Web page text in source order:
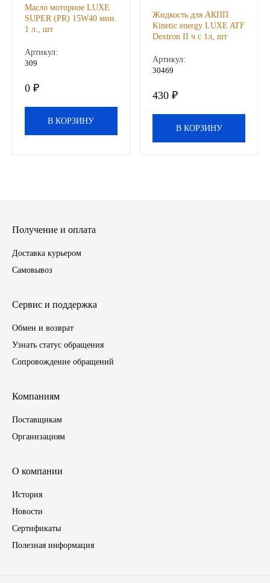
УРАЛ
Фильтры
ЯМЗ
Автотовары
Лампы
Шины
Хомуты
Диски
Масло моторное LUXE
SUPER (PR) 15W40 мин.
1 л., шт
Артикул:
309
0 ₽
В КОРЗИНУ
Жидкость для АКПП
Kinetic energy LUXE ATF
Dextron II ч с 1л, шт
Артикул:
30469
430 ₽
В КОРЗИНУ
Получение и оплата
Доставка курьером
Самовывоз
Сервис и поддержка
Обмен и возврат
Узнать статус обращения
Сопровождение обращений
Компаниям
Поставщикам
Организациям
О компании
История
Новости
Сертификаты
Полезная информация